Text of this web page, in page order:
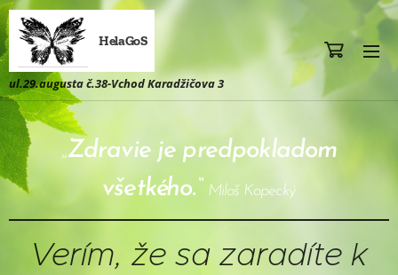
HelaGoS
ul.29.augusta č.38-Vchod Karadžičova 3
„Zdravie je predpokladom
všetkého.“ Miloš Kopecký
Verím, že sa zaradíte k